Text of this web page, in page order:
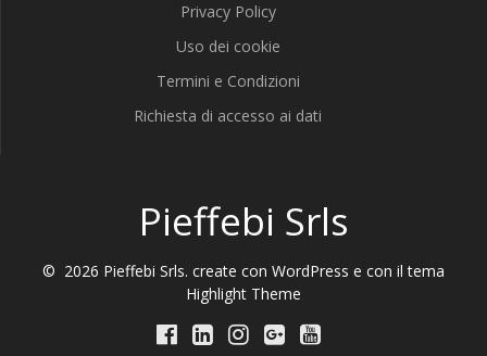
Privacy Policy
Uso dei cookie
Termini e Condizioni
Richiesta di accesso ai dati
Pieffebi Srls
© 2026 Pieffebi Srls. create con WordPress e con il tema
Highlight Theme